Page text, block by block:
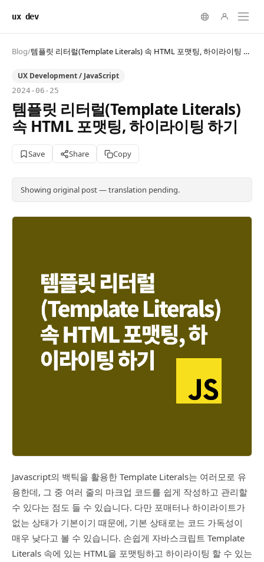
ux dev
Blog/ 템플릿 리터럴(Template Literals) 속 HTML 포맷팅, 하이라이팅 하기
UX Development / JavaScript
2024-06-25
템플릿 리터럴(Template Literals)
속 HTML 포맷팅, 하이라이팅 하기
Save Share Copy
Showing original post — translation pending.
Javascript의 백틱을 활용한 Template Literals는 여러모로 유
용한데, 그 중 여러 줄의 마크업 코드를 쉽게 작성하고 관리할
수 있다는 점도 들 수 있습니다. 다만 포매터나 하이라이트가
없는 상태가 기본이기 때문에, 기본 상태로는 코드 가독성이
매우 낮다고 볼 수 있습니다. 손쉽게 자바스크립트 Template
Literals 속에 있는 HTML을 포맷팅하고 하이라이팅 할 수 있는